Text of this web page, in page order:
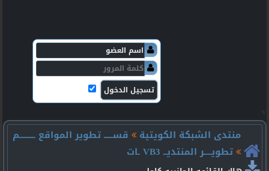
منتدى الشبكة الكويتية
قســـــ تطوير المواقع ـــــــــم
تطويــــر المنتديــ VB3 ـات